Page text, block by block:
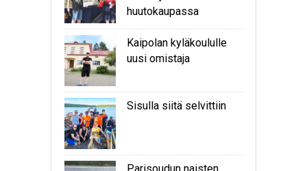
huutokaupassa
Kaipolan kyläkoululle
uusi omistaja
Sisulla siitä selvittiin
Parisoudun naisten